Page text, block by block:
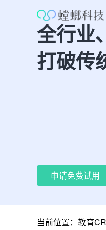
全行业
打破传
申请免费试用
当前位置： 教育